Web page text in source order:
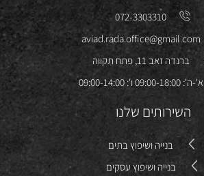
072-3303310
aviad.rada.office@gmail.com
ברנדה זאב 11, פתח תקווה
א'-ה': 09:00-18:00 ו': 09:00-14:00
השירותים שלנו
בנייה ושיפוץ בתים
בנייה ושיפוץ עסקים